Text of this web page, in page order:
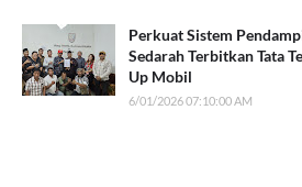
Perkuat Sistem
Sedarah Terbitkan Tata
Up Mobil
6/01/2026 07:10:00 AM